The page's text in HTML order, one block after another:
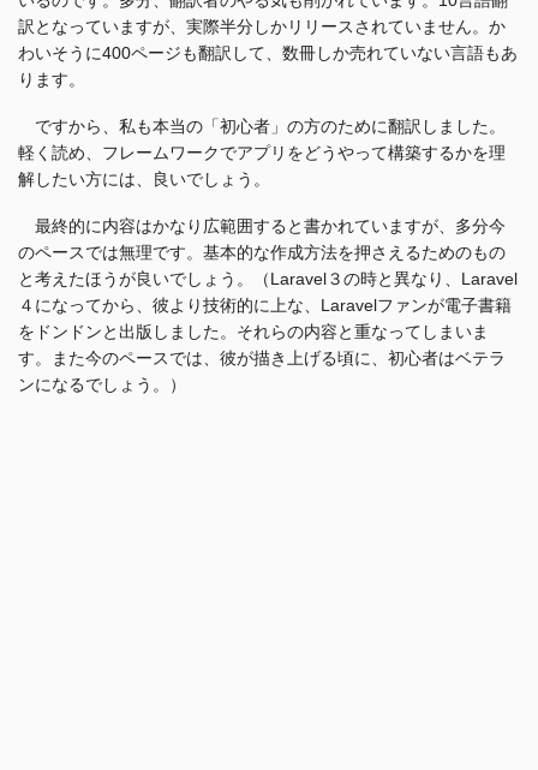
訳となっていますが、実際半分しかリリースされていません。か
わいそうに400ページも翻訳して、数冊しか売れていない言語もあ
ります。
ですから、私も本当の「初心者」の方のために翻訳しました。
軽く読め、フレームワークでアプリをどうやって構築するかを理
解したい方には、良いでしょう。
最終的に内容はかなり広範囲すると書かれていますが、多分今
のペースでは無理です。基本的な作成方法を押さえるためのもの
と考えたほうが良いでしょう。（Laravel３の時と異なり、Laravel
４になってから、彼より技術的に上な、Laravelファンが電子書籍
をドンドンと出版しました。それらの内容と重なってしまいま
す。また今のペースでは、彼が描き上げる頃に、初心者はベテラ
ンになるでしょう。）